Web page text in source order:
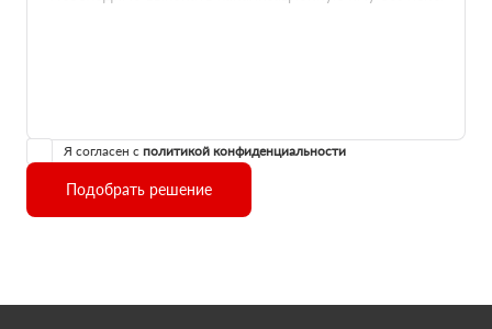
Я согласен с политикой конфиденциальности
Подобрать решение